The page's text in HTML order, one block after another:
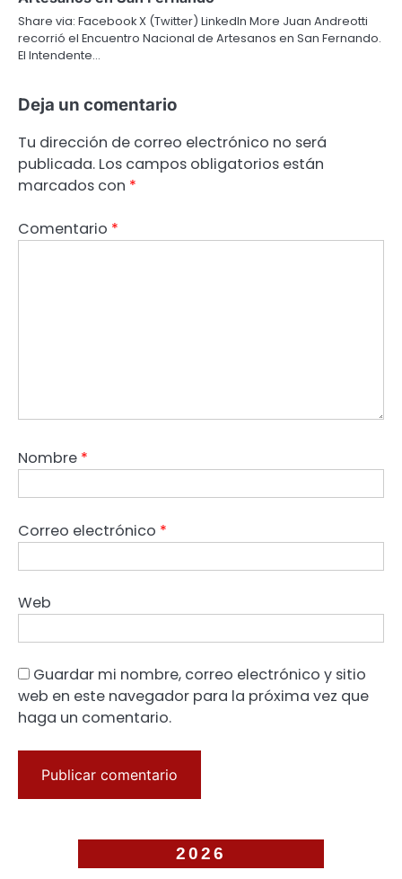
Share via: Facebook X (Twitter) LinkedIn More Juan Andreotti
recorrió el Encuentro Nacional de Artesanos en San Fernando.
El Intendente…
Deja un comentario
Tu dirección de correo electrónico no será
publicada. Los campos obligatorios están
marcados con *
Comentario *
Nombre *
Correo electrónico *
Web
Guardar mi nombre, correo electrónico y sitio
web en este navegador para la próxima vez que
haga un comentario.
2026